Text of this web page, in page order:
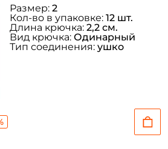
Размер: 2
Кол-во в упаковке: 12 шт.
Длина крючка: 2,2 см.
Вид крючка: Одинарный
Тип соединения: ушко